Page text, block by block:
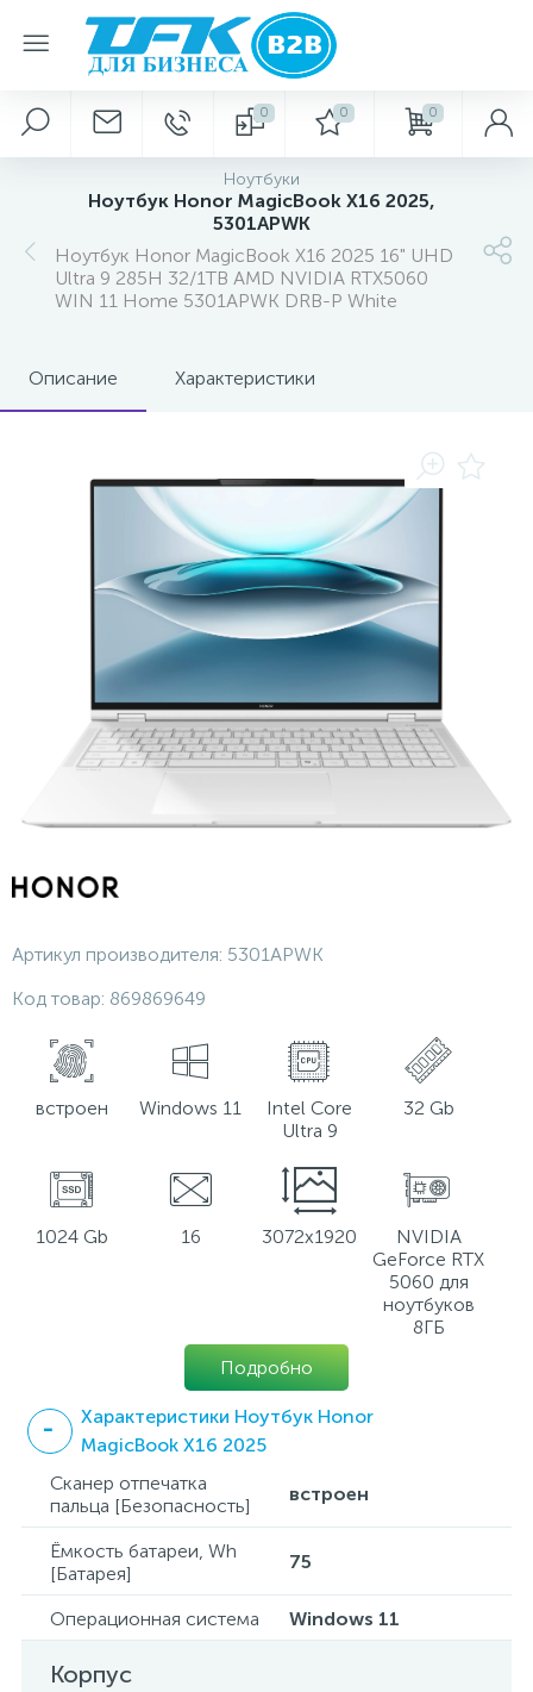
0 0 0
Ноутбуки
Ноутбук Honor MagicBook X16 2025,
5301APWK
Ноутбук Honor MagicBook X16 2025 16" UHD
Ultra 9 285H 32/1TB AMD NVIDIA RTX5060
WIN 11 Home 5301APWK DRB-P White
Описание Характеристики
Артикул производителя: 5301APWK
Код товар: 869869649
встроен Windows 11
Intel Core
Ultra 9
32 Gb
1024 Gb 16 3072x1920
NVIDIA
GeForce RTX
5060 для
ноутбуков
8ГБ
Подробно
Характеристики Ноутбук Honor
MagicBook X16 2025
Сканер отпечатка
пальца [Безопасность]
встроен
Ёмкость батареи, Wh
[Батарея]
75
Операционная система Windows 11
Корпус